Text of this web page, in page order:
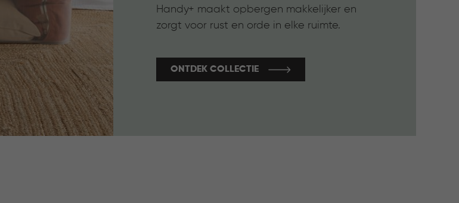
Handy+ maakt opbergen makkelijker en
zorgt voor rust en orde in elke ruimte.
ONTDEK COLLECTIE